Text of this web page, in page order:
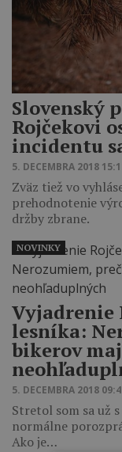
Slovenský
Rojčekovi
incidentu
5. DECEMBRA 2018
Zväz tiež vo
prehodnotenie
držby zbrane.
Vyjadrenie
lesníka:
bikerov
5. DECEMBRA 2018
Stretol som sa už
normálne
Ako je…
NOVINKY